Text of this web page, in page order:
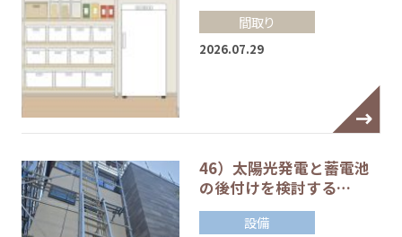
間取り
2026.07.29
46）太陽光発電と蓄電池
の後付けを検討する…
設備